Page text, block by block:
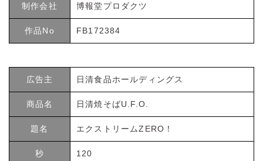
制作会社 博報堂プロダクツ
作品No FB172384
広告主 日清食品ホールディングス
商品名 日清焼そばU.F.O.
題名 エクストリームZERO！
秒 120